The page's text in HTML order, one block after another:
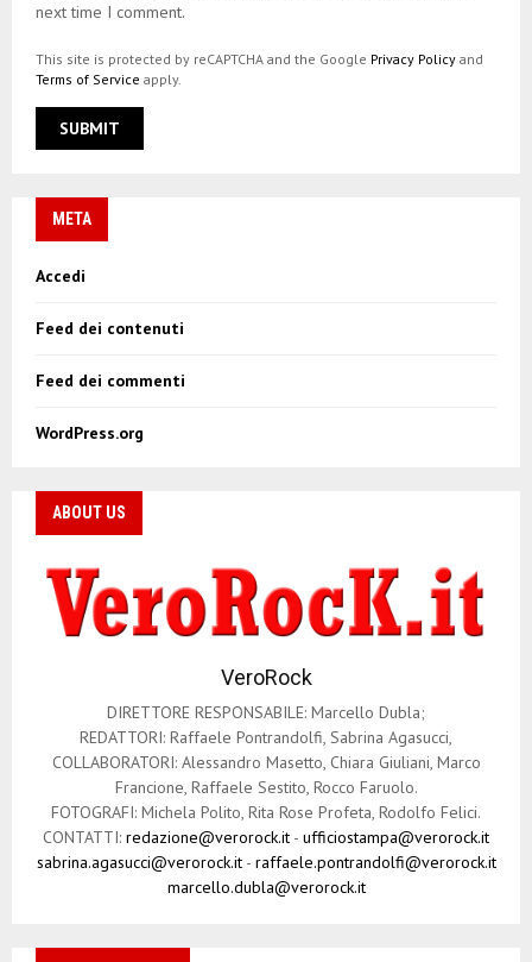
next time I comment.
This site is protected by reCAPTCHA and the Google Privacy Policy and
Terms of Service apply.
META
Accedi
Feed dei contenuti
Feed dei commenti
WordPress.org
ABOUT US
VeroRock
DIRETTORE RESPONSABILE: Marcello Dubla;
REDATTORI: Raffaele Pontrandolfi, Sabrina Agasucci,
COLLABORATORI: Alessandro Masetto, Chiara Giuliani, Marco
Francione, Raffaele Sestito, Rocco Faruolo.
FOTOGRAFI: Michela Polito, Rita Rose Profeta, Rodolfo Felici.
CONTATTI: redazione@verorock.it - ufficiostampa@verorock.it
sabrina.agasucci@verorock.it- raffaele.pontrandolfi@verorock.it
marcello.dubla@verorock.it